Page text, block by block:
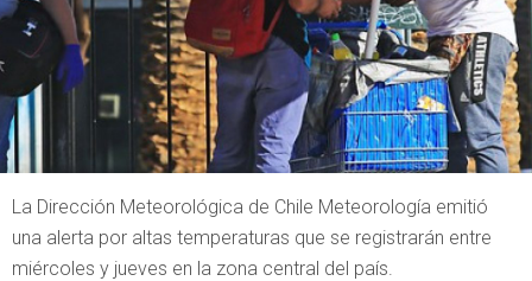
La Dirección Meteorológica de Chile Meteorología emitió
una alerta por altas temperaturas que se registrarán entre
miércoles y jueves en la zona central del país.